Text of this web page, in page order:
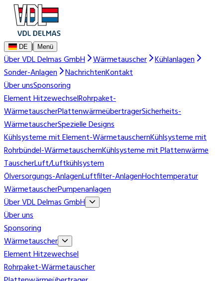
DE | Menü
Über VDL Delmas GmbH Wärmetauscher
Kühlanlagen
Sonder-Anlagen
NachrichtenKontakt
Über unsSponsoring
Element HitzewechselRohrpaket-
WärmetauscherPlattenwärmeübertragerSicherheits-
WärmetauscherSpezielle Designs
Kühlsysteme mit Element-WärmetauschernKühlsysteme mit
Rohrbündel-WärmetauschernKühlsysteme mit Plattenwärme
TauscherLuft/Luftkühlsystem
Ölversorgungs-AnlagenLuftfilter-AnlagenHochtemperatur
WärmetauscherPumpenanlagen
Über VDL Delmas GmbH
Über uns
Sponsoring
Wärmetauscher
Element Hitzewechsel
Rohrpaket-Wärmetauscher